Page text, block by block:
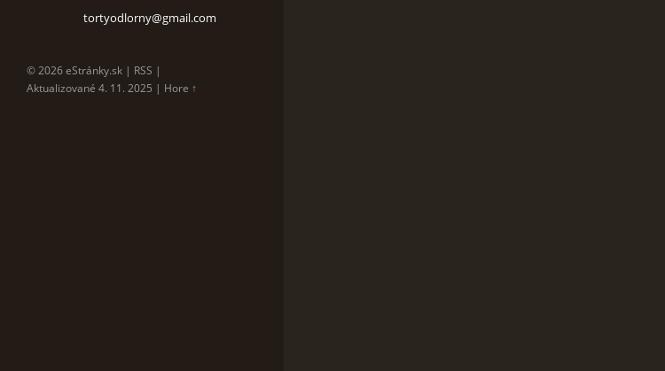
tortyodlorny@gmail.com
© 2026 eStránky.sk | RSS |
Aktualizované 4. 11. 2025 | Hore ↑